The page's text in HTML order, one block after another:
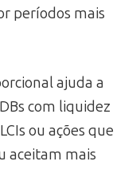
períodos mais
ajuda a
com liquidez
ou ações que
aceitam mais